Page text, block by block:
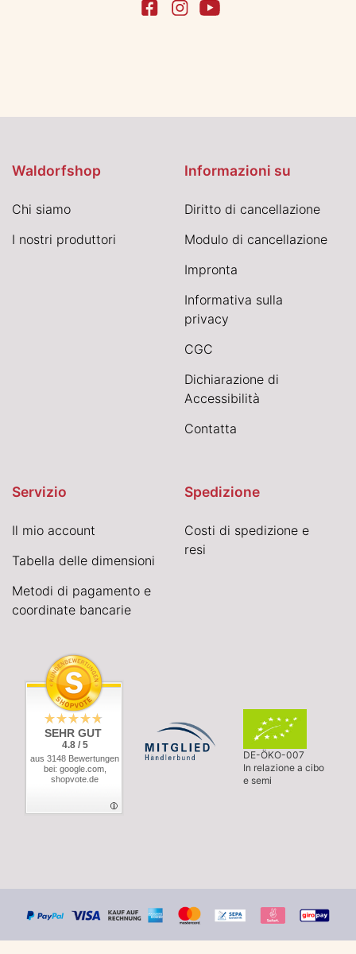
Waldorfshop
Chi siamo
I nostri produttori
Informazioni su
Diritto di cancellazione
Modulo di cancellazione
Impronta
Informativa sulla
privacy
CGC
Dichiarazione di
Accessibilità
Contatta
Servizio
Il mio account
Tabella delle dimensioni
Metodi di pagamento e
coordinate bancarie
Spedizione
Costi di spedizione e
resi
SEHR GUT
4.8 / 5
aus 3148 Bewertungen
bei: google.com,
shopvote.de
DE-ÖKO-007
In relazione a cibo
e semi